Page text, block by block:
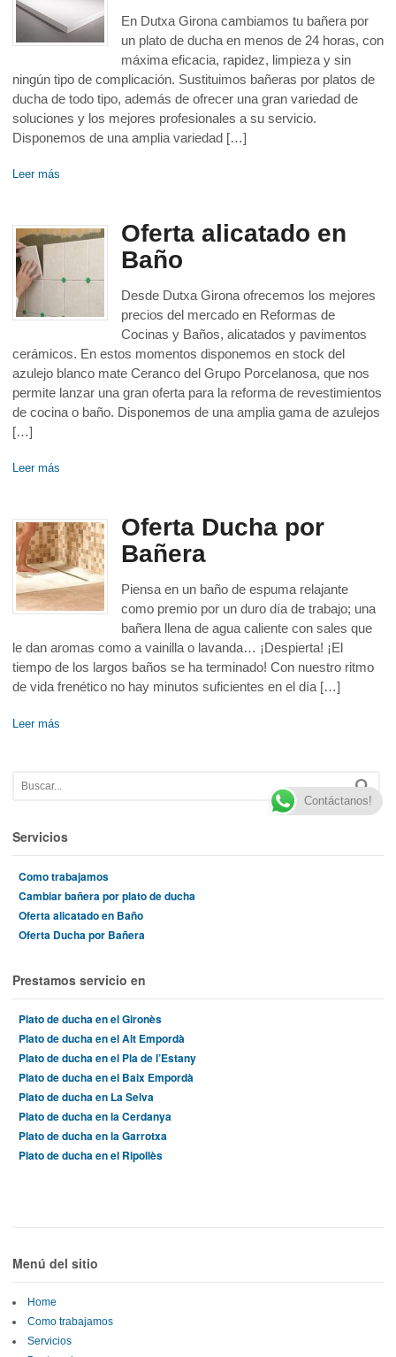
En Dutxa Girona cambiamos tu bañera por
un plato de ducha en menos de 24 horas, con
máxima eficacia, rapidez, limpieza y sin
ningún tipo de complicación. Sustituimos bañeras por platos de
ducha de todo tipo, además de ofrecer una gran variedad de
soluciones y los mejores profesionales a su servicio.
Disponemos de una amplia variedad […]
Leer más
Oferta alicatado en
Baño
Desde Dutxa Girona ofrecemos los mejores
precios del mercado en Reformas de
Cocinas y Baños, alicatados y pavimentos
cerámicos. En estos momentos disponemos en stock del
azulejo blanco mate Ceranco del Grupo Porcelanosa, que nos
permite lanzar una gran oferta para la reforma de revestimientos
de cocina o baño. Disponemos de una amplia gama de azulejos
[…]
Leer más
Oferta Ducha por
Bañera
Piensa en un baño de espuma relajante
como premio por un duro día de trabajo; una
bañera llena de agua caliente con sales que
le dan aromas como a vainilla o lavanda… ¡Despierta! ¡El
tiempo de los largos baños se ha terminado! Con nuestro ritmo
de vida frenético no hay minutos suficientes en el día […]
Leer más
Servicios
Como trabajamos
Cambiar bañera por plato de ducha
Oferta alicatado en Baño
Oferta Ducha por Bañera
Prestamos servicio en
Plato de ducha en el Gironès
Plato de ducha en el Alt Empordà
Plato de ducha en el Pla de l’Estany
Plato de ducha en el Baix Empordà
Plato de ducha en La Selva
Plato de ducha en la Cerdanya
Plato de ducha en la Garrotxa
Plato de ducha en el Ripollès
Menú del sitio
Home
Como trabajamos
Servicios
Contáctanos!